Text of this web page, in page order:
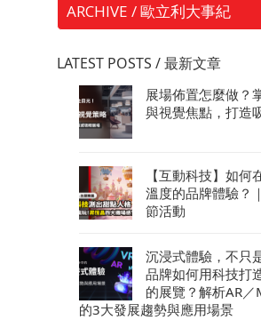
ARCHIVE / 歐立利大事紀
LATEST POSTS / 最新文章
展場佈置怎麼做？
與視覺焦點，打造
【互動科技】如何
溫度的品牌體驗？
節活動
沉浸式體驗，不只
品牌如何用科技打
的展覽？解析AR／
的3大發展趨勢與應用場景